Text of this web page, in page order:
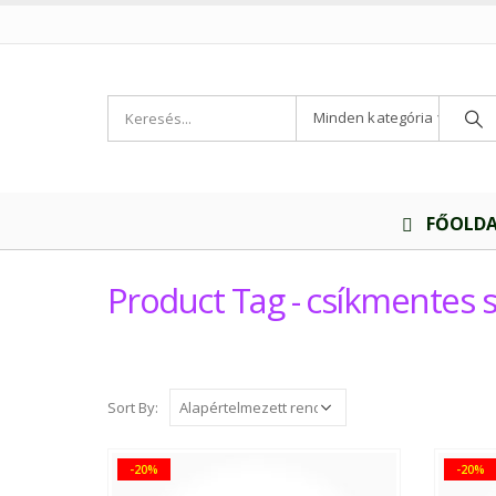
Minden kategória
Product Tag - csíkmentes
Sort By:
-20% -20%